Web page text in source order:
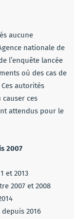
aucune
nationale de
l’enquête lancée
où des cas de
autorités
ces
attendus pour le
2007
et 2013
2007 et 2008
2016